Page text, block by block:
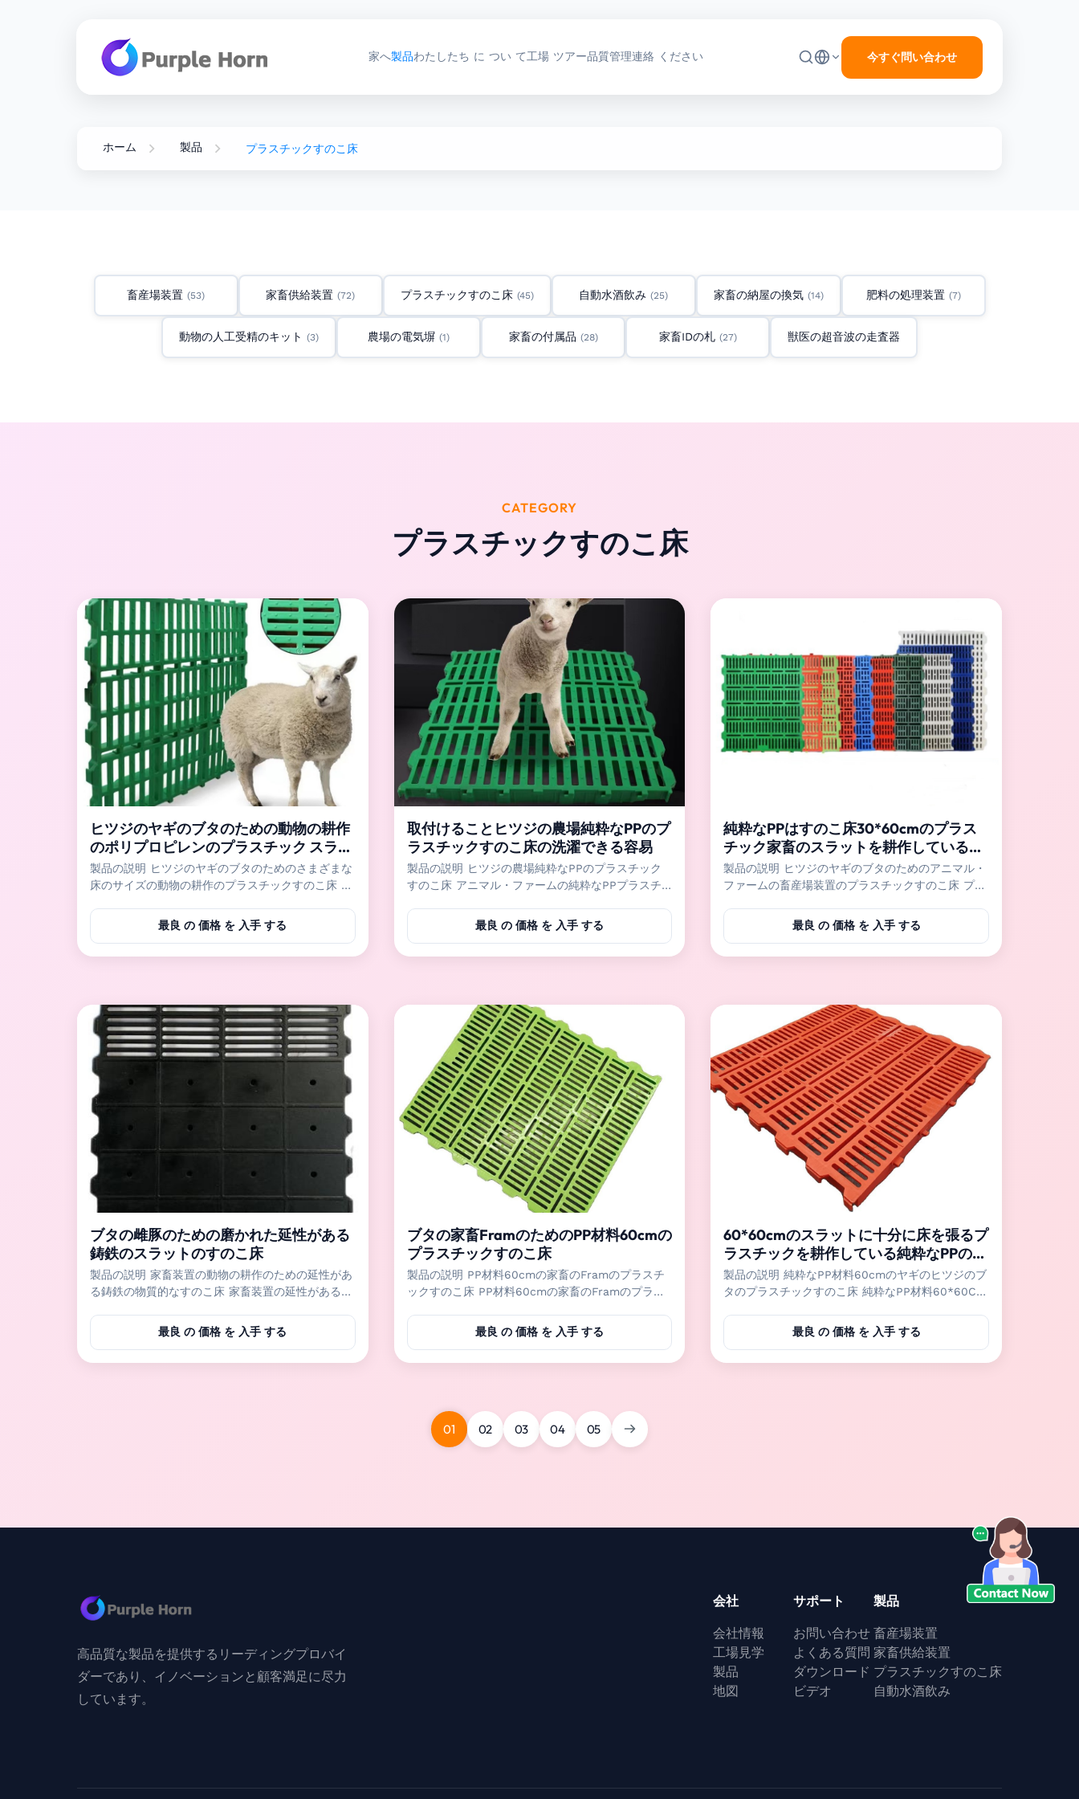
家へ製品わたしたち に つい て工場 ツアー品質管理連絡 ください 今すぐ問い合わせ
ホーム 製品 プラスチックすのこ床
畜産場装置 (53) 家畜供給装置 (72) プラスチックすのこ床 (45) 自動水酒飲み (25) 家畜の納屋の換気 (14) 肥料の処理装置 (7)
動物の人工受精のキット (3) 農場の電気塀 (1) 家畜の付属品 (28) 家畜IDの札 (27) 獣医の超音波の走査器
CATEGORY
プラスチックすのこ床
ヒツジのヤギのブタのための動物の耕作
のポリプロピレンのプラスチック スラッ
トのフロアーリング
製品の説明 ヒツジのヤギのブタのためのさまざまな
床のサイズの動物の耕作のプラスチックすのこ床 ア
およびヒツジ/ヤギの農場のような畜産場のために主
に使用される。自動閉鎖私達のプラスチックすのこ
れ。それは動物を衛生学、安定した、安全でおよび
快適な生活環境提供する。 指定 動物の耕作の床の
サイズ プラスチックすのこ床の細部 動物の耕作の
ために適した 40*60cm 十分にスラット/継ぎ目が
無い コブタ/養樹園のブ...
最良 の 価格 を 入手 する
取付けることヒツジの農場純粋なPPのプ
ラスチックすのこ床の洗濯できる容易
製品の説明 ヒツジの農場純粋なPPのプラスチック
すのこ床 アニマル・ファームの純粋なPPプラスチ
畜のために主に使用される。 プラスチック床は洗い
流すべき取付け、洗濯でき、使いやすい易い水。純
ことができる。 指定 プラスチック床のサイズ 指定
家畜耕作 40*60cm 十分にスラット/継ぎ目が無い
コブタ/養樹園のブタ/ヒツジ/ヤギ 40*70cm 十分に
スラット コブタ/養樹園のブタ/ヒツジ/ヤギ 50...
最良 の 価格 を 入手 する
純粋なPPはすのこ床30*60cmのプラス
チック家畜のスラットを耕作しているヤ
ギを撒く
製品の説明 ヒツジのヤギのブタのためのアニマル・
ファームの畜産場装置のプラスチックすのこ床 プラ
な家畜のために主に使用され、またヒツジおよびヤ
ギの農場で使用することができる。さらに、補強さ
よい靭性の一度だけの射出成形のために、高力使用
され。それは衛生学、安定した、安全でおよび快適
な生活環境を動物に与えることができる。 指定 プ
ラスチックすのこ床のサイズ 細部 動物の耕作のた
めに適した 40*60cm 十分にスラ...
最良 の 価格 を 入手 する
ブタの雌豚のための磨かれた延性がある
鋳鉄のスラットのすのこ床
製品の説明 家畜装置の動物の耕作のための延性があ
る鋳鉄の物質的なすのこ床 家畜装置の延性がある鉄
便の溝カバーのために主に使用される。私達の会社
が作り出す鋳鉄のスラットの床は完全に、ぎざぎざ
最良 の 価格 を 入手 する
ブタの家畜FramのためのPP材料60cmの
プラスチックすのこ床
製品の説明 PP材料60cmの家畜のFramのプラスチ
ックすのこ床 PP材料60cmの家畜のFramのプラス
ような家畜のために主に使用される。 プラスチック
床は洗濯できるおよびきれいになること容易取付け
環境を動物に与えることができる。 指定 プラスチ
ックすのこ床のサイズ 指定 家畜耕作 40*60cm 十
分にスラット/継ぎ目が無い コブタ/養樹園のブタ/
最良 の 価格 を 入手 する
60*60cmのスラットに十分に床を張るプ
ラスチックを耕作している純粋なPPのヒ
ツジのヤギ/継ぎ目が無い
製品の説明 純粋なPP材料60cmのヤギのヒツジのブ
タのプラスチックすのこ床 純粋なPP材料60*60CM
の農場のような家畜のために主に使用される。 プラ
スチック床は洗濯できるおよびきれいになること容
最良 の 価格 を 入手 する
01 02 03 04 05
高品質な製品を提供するリーディングプロバイ
ダーであり、イノベーションと顧客満足に尽力
しています。
会社
会社情報
工場見学
製品
地図
サポート
お問い合わせ
よくある質問
ダウンロード
ビデオ
製品
畜産場装置
家畜供給装置
プラスチックすのこ床
自動水酒飲み